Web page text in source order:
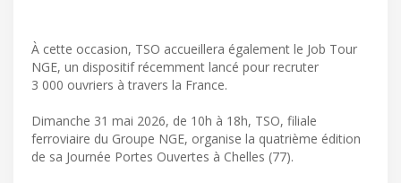
À cette occasion, TSO accueillera également le Job Tour
NGE, un dispositif récemment lancé pour recruter
3 000 ouvriers à travers la France.
Dimanche 31 mai 2026, de 10h à 18h, TSO, filiale
ferroviaire du Groupe NGE, organise la quatrième édition
de sa Journée Portes Ouvertes à Chelles (77).